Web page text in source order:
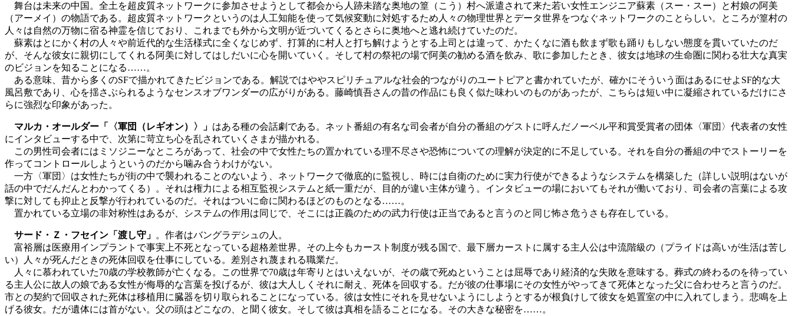
舞台は未来の中国。全土を超皮質ネットワークに参加させようとして都会から人跡未踏な奥地の篁（こう）村へ派遣されて来た若い女性エンジニア蘇素（スー・スー）と村娘の阿美
（アーメイ）の物語である。超皮質ネットワークというのは人工知能を使って気候変動に対処するため人々の物理世界とデータ世界をつなぐネットワークのことらしい。ところが篁村の
人々は自然の万物に宿る神霊を信じており、これまでも外から文明が近づいてくるとさらに奥地へと逃れ続けていたのだ。
蘇素はとにかく村の人々や前近代的な生活様式に全くなじめず、打算的に村人と打ち解けようとする上司とは違って、かたくなに酒も飲まず歌も踊りもしない態度を貫いていたのだ
が、そんな彼女に親切にしてくれる阿美に対してはしだいに心を開いていく。そして村の祭祀の場で阿美の勧める酒を飲み、歌に参加したとき、彼女は地球の生命圏に関わる壮大な真実
のビジョンを知ることになる……。
ある意味、昔から多くのSFで描かれてきたビジョンである。解説ではややスピリチュアルな社会的つながりのユートピアと書かれていたが、確かにそういう面はあるにせよSF的な大
風呂敷であり、心を揺さぶられるようなセンスオブワンダーの広がりがある。藤崎慎吾さんの昔の作品にも良く似た味わいのものがあったが、こちらは短い中に凝縮されているだけにさ
らに強烈な印象があった。
マルカ・オールダー「〈軍団（レギオン）〉」 はある種の会話劇である。ネット番組の有名な司会者が自分の番組のゲストに呼んだノーベル平和賞受賞者の団体〈軍団〉代表者の女性
にインタビューする中で、次第に苛立ち心を乱されていくさまが描かれる。
この男性司会者にはミソジニーなところがあって、社会の中で女性たちの置かれている理不尽さや恐怖についての理解が決定的に不足している。それを自分の番組の中でストーリーを
作ってコントロールしようというのだから噛み合うわけがない。
一方〈軍団〉は女性たちが街の中で襲われることのないよう、ネットワークで徹底的に監視し、時には自衛のために実力行使ができるようなシステムを構築した（詳しい説明はないが
話の中でだんだんとわかってくる）。それは権力による相互監視システムと紙一重だが、目的が違い主体が違う。インタビューの場においてもそれが働いており、司会者の言葉による攻
撃に対しても抑止と反撃が行われているのだ。それはついに命に関わるほどのものとなる……。
置かれている立場の非対称性はあるが、システムの作用は同じで、そこには正義のための武力行使は正当であると言うのと同じ怖さ危うさも存在している。
サード・Ｚ・フセイン「渡し守」 。作者はバングラデシュの人。
富裕層は医療用インプラントで事実上不死となっている超格差世界。その上今もカースト制度が残る国で、最下層カーストに属する主人公は中流階級の（プライドは高いが生活は苦し
い）人々が死んだときの死体回収を仕事にしている。差別され蔑まれる職業だ。
人々に慕われていた70歳の学校教師が亡くなる。この世界で70歳は年寄りとはいえないが、その歳で死ぬということは屈辱であり経済的な失敗を意味する。葬式の終わるのを待ってい
る主人公に故人の娘である女性が侮辱的な言葉を投げるが、彼は大人しくそれに耐え、死体を回収する。だが彼の仕事場にその女性がやってきて死体となった父に合わせろと言うのだ。
市との契約で回収された死体は移植用に臓器を切り取られることになっている。彼は女性にそれを見せないようにしようとするが根負けして彼女を処置室の中に入れてしまう。悲鳴を上
げる彼女。だが遺体には首がない。父の頭はどこなの、と聞く彼女。そして彼は真相を語ることになる。その大きな秘密を……。